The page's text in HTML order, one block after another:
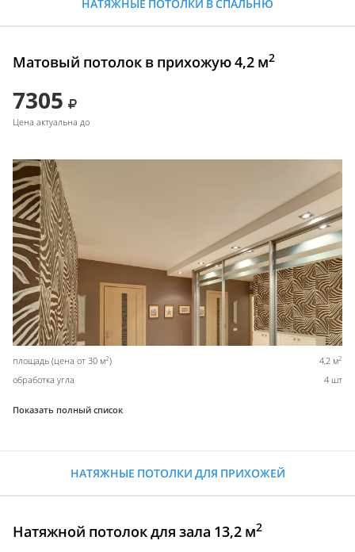
НАТЯЖНЫЕ ПОТОЛКИ В СПАЛЬНЮ
Матовый потолок в прихожую 4,2 м2
7305
Цена актуальна до
площадь (цена от 30 м2) 4,2 м2
обработка угла 4 шт
Показать полный список
НАТЯЖНЫЕ ПОТОЛКИ ДЛЯ ПРИХОЖЕЙ
Натяжной потолок для зала 13,2 м2